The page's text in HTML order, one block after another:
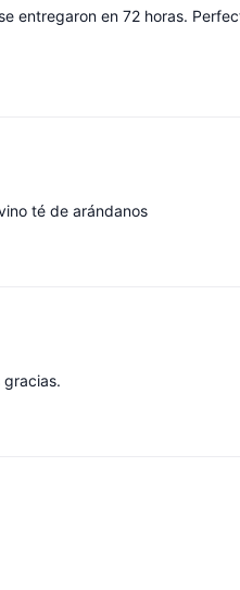
entregaron en 72 horas.
té de arándanos
gracias.